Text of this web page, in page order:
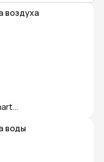
воздуха
воды